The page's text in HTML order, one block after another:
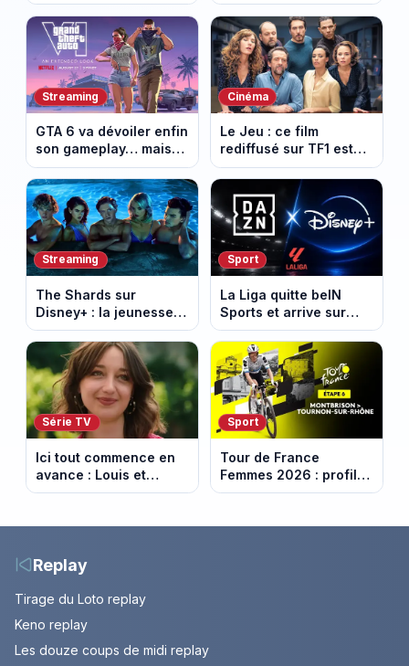
dating inédit et de
nouvelles histoires
d’amour
entre Montbrison et
Tournon-sur-Rhône
Streaming
GTA 6 va dévoiler enfin
son gameplay… mais
d’abord sur Netflix
Cinéma
Le Jeu : ce film
rediffusé sur TF1 est
adapté d’un succès
italien devenu un
phénomène mondial
Streaming
The Shards sur
Disney+ : la jeunesse
dorée de Los Angeles
face à un tueur dans
les années 80
Sport
La Liga quitte beIN
Sports et arrive sur
DAZN et Disney+ en
France
Série TV
Ici tout commence en
avance : Louis et
Jasmine enfin en
août 2026 (spoiler)
Sport
Tour de France
Femmes 2026 : profil
et horaires de la 6e
Montbrison et
Replay
Tirage du Loto replay
Keno replay
Les douze coups de midi replay